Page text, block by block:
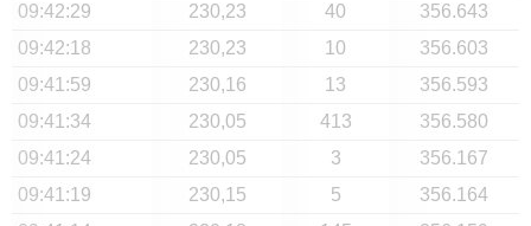
09:42:29
230,23 40
356.643
09:42:18
230,23 10
356.603
09:41:59
230,16 13
356.593
09:41:34
230,05 413
356.580
09:41:24
230,05 3
356.167
09:41:19
230,15 5
356.164